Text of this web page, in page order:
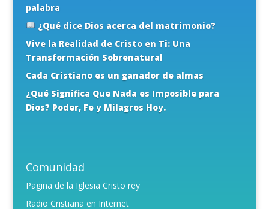
palabra
¿Qué dice Dios acerca del matrimonio?
Vive la Realidad de Cristo en Ti: Una
Transformación Sobrenatural
Cada Cristiano es un ganador de almas
¿Qué Significa Que Nada es Imposible para
Dios? Poder, Fe y Milagros Hoy.
Comunidad
Pagina de la Iglesia Cristo rey
Radio Cristiana en Internet